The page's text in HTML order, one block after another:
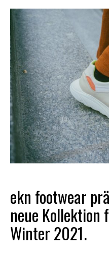
ekn footwear
neue Kollektion
Winter 2021.